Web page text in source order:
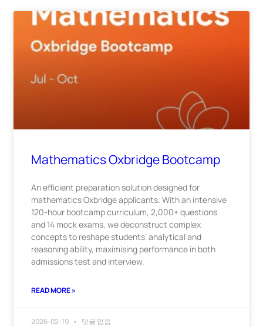
Mathematics Oxbridge Bootcamp
An efficient preparation solution designed for
mathematics Oxbridge applicants. With an intensive
120-hour bootcamp curriculum, 2,000+ questions
and 14 mock exams, we deconstruct complex
concepts to reshape students’ analytical and
reasoning ability, maximising performance in both
admissions test and interview.
READ MORE »
2026-02-19 댓글 없음